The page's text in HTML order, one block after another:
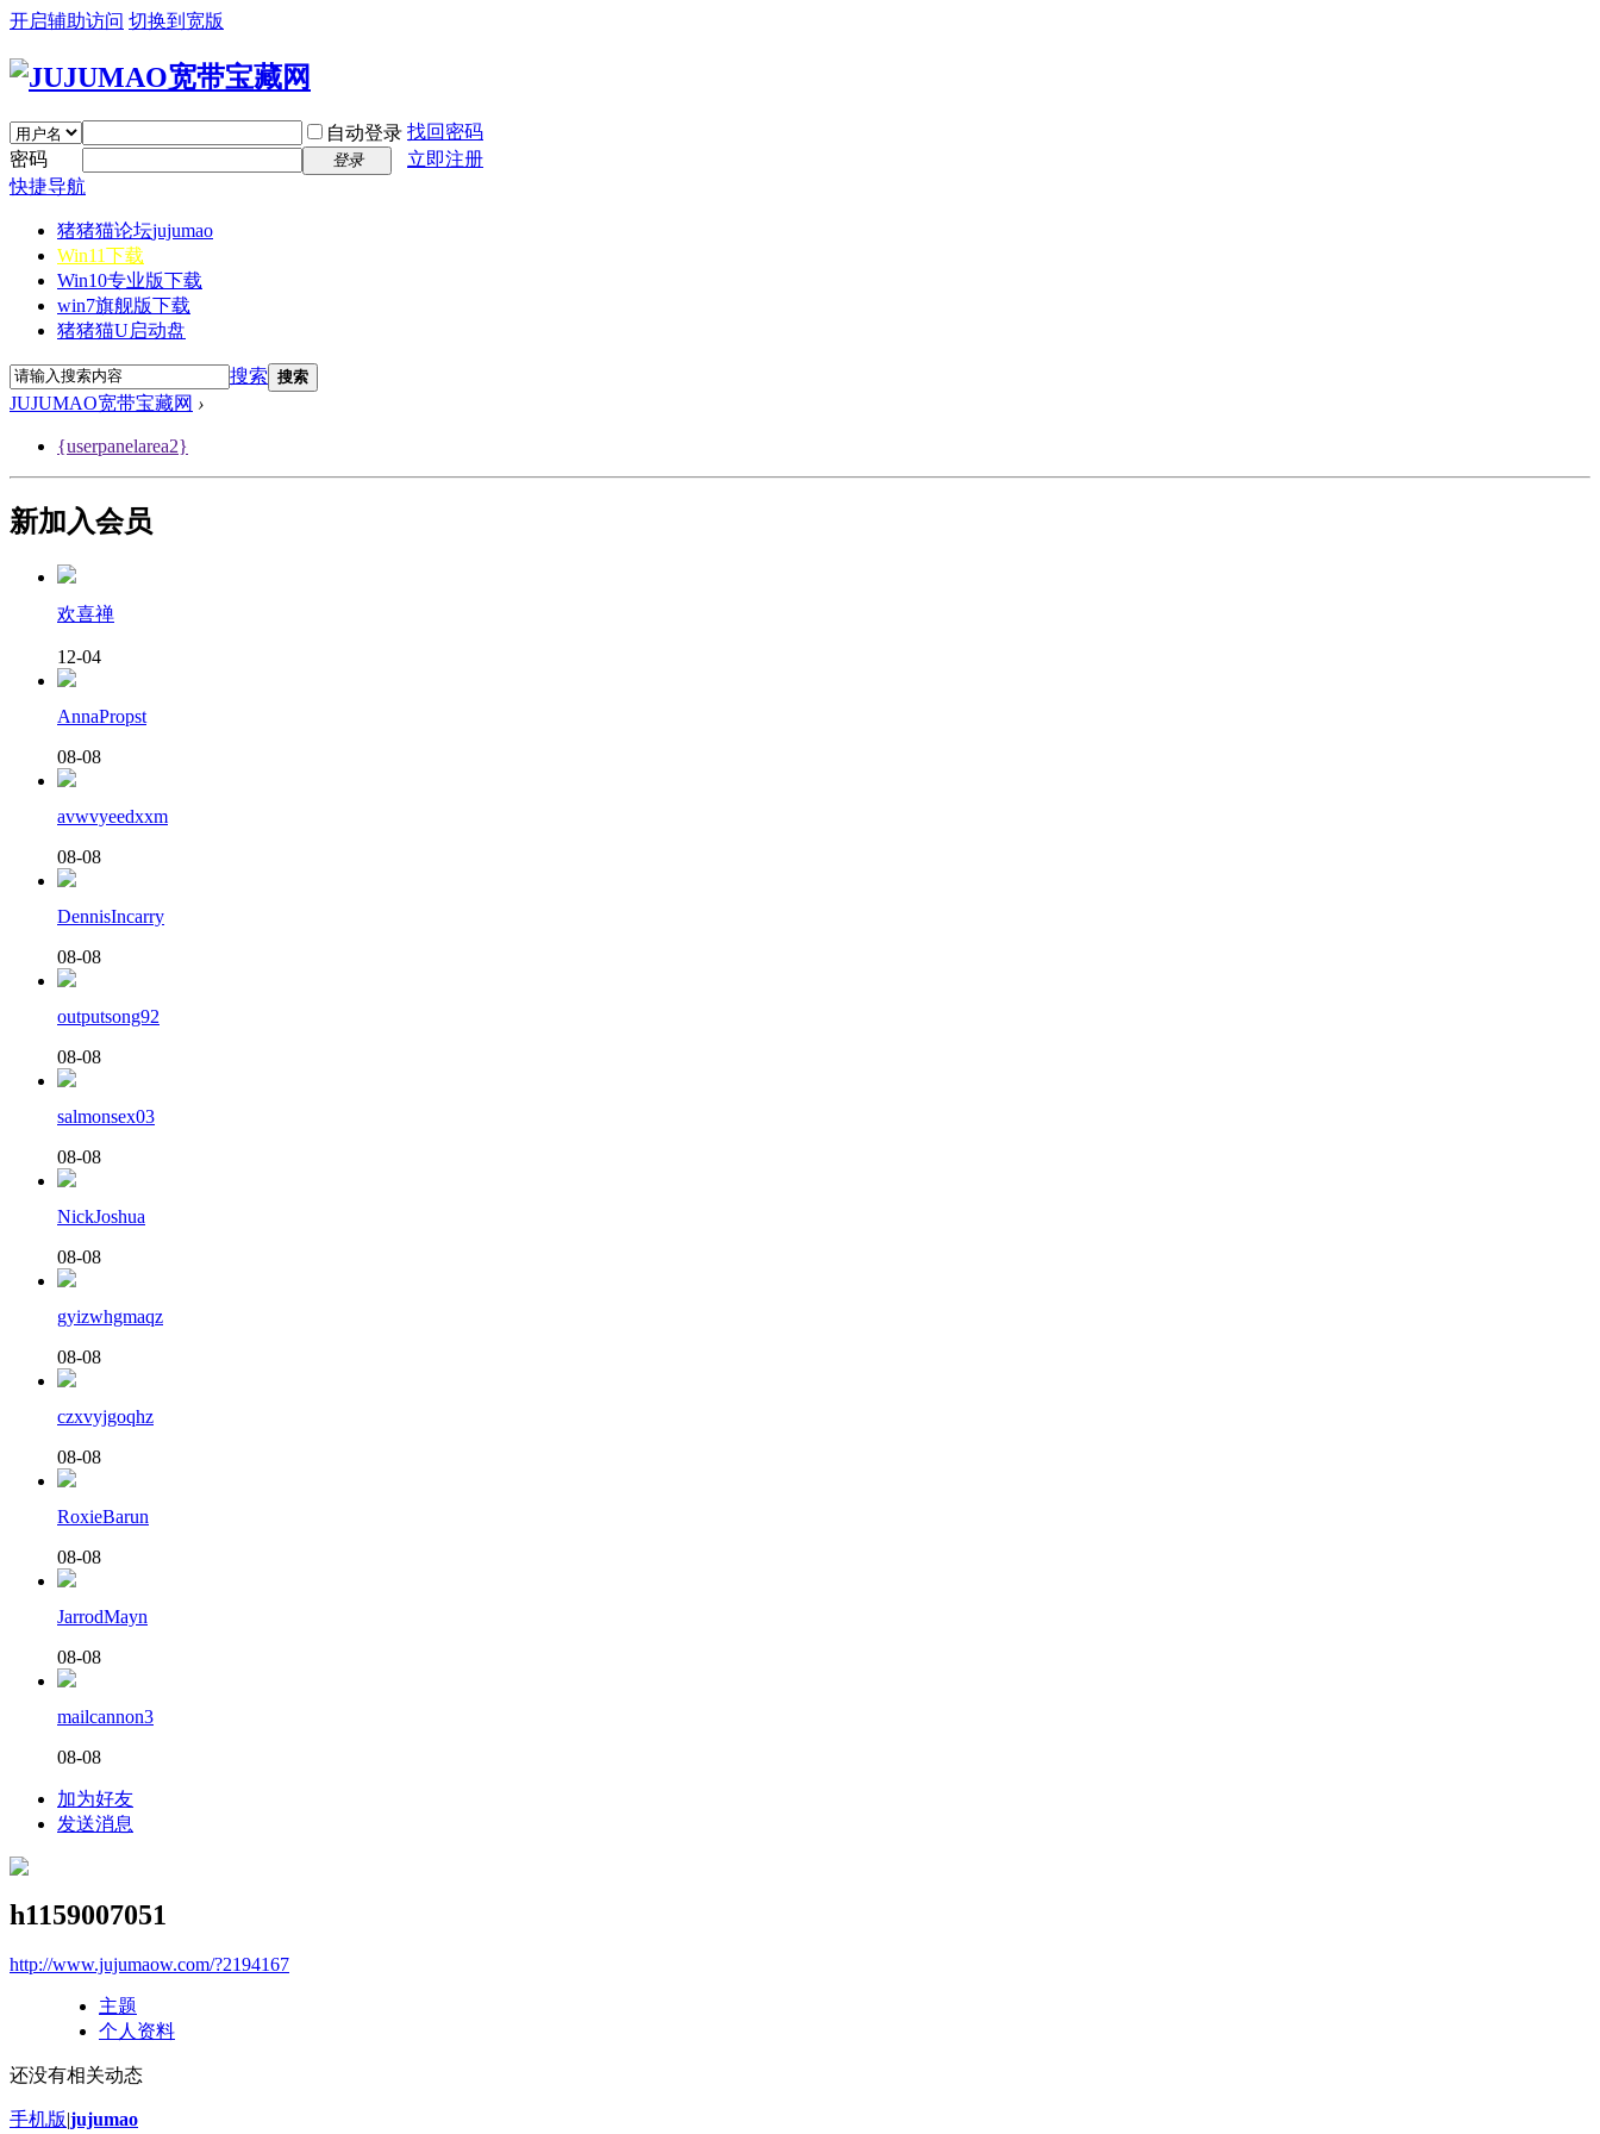
开启辅助访问 切换到宽版
自动登录 找回密码
密码
登录
立即注册
快捷导航
猪猪猫论坛jujumao
Win11下载
Win10专业版下载
win7旗舰版下载
猪猪猫U启动盘
搜索 搜索
JUJUMAO宽带宝藏网 ›
{userpanelarea2}
新加入会员
欢喜禅
12-04
AnnaPropst
08-08
avwvyeedxxm
08-08
DennisIncarry
08-08
outputsong92
08-08
salmonsex03
08-08
NickJoshua
08-08
gyizwhgmaqz
08-08
czxvyjgoqhz
08-08
RoxieBarun
08-08
JarrodMayn
08-08
mailcannon3
08-08
加为好友
发送消息
h1159007051
http://www.jujumaow.com/?2194167
主题
个人资料
还没有相关动态
手机版|jujumao